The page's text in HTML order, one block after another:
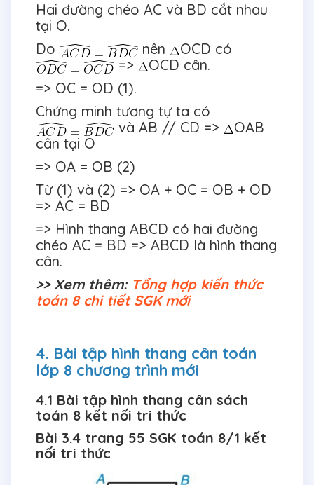
Hai đường chéo AC và BD cắt nhau
tại O.
Do
nên
OCD có
=>
OCD cân.
=> OC = OD (1).
Chứng minh tương tự ta có
và AB // CD =>
OAB
cân tại O
=> OA = OB (2)
Từ (1) và (2) => OA + OC = OB + OD
=> AC = BD
=> Hình thang ABCD có hai đường
chéo AC = BD => ABCD là hình thang
cân.
>> Xem thêm: Tổng hợp kiến thức
toán 8 chi tiết SGK mới
4. Bài tập hình thang cân toán
lớp 8 chương trình mới
4.1 Bài tập hình thang cân sách
toán 8 kết nối tri thức
Bài 3.4 trang 55 SGK toán 8/1 kết
nối tri thức